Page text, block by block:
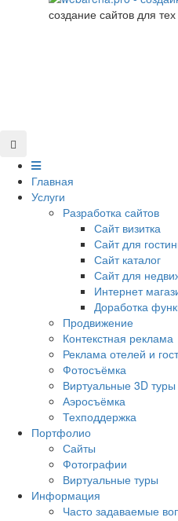
создание сайтов для
Главная
Услуги
Разработка сайтов
Сайт визитка
Сайт для
Сайт каталог
Сайт для
Интернет
Доработка
Продвижение
Контекстная реклама
Реклама отелей и
Фотосъёмка
Виртуальные 3D туры
Аэросъёмка
Техподдержка
Портфолио
Сайты
Фотографии
Виртуальные туры
Информация
Часто задаваемые